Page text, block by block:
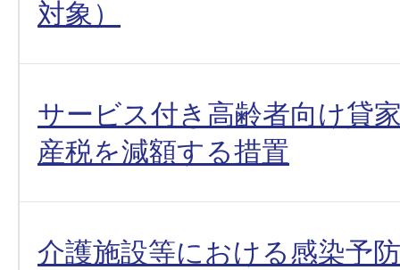
対象）
サービス付き高齢者向け貸
産税を減額する措置
介護施設等における感染予防